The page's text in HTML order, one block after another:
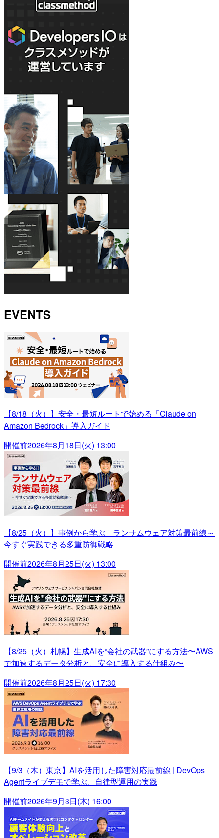
EVENTS
【8/18（火）】安全・最短ルートで始める「Claude on
Amazon Bedrock」導入ガイド
開催前2026年8月18日(火) 13:00
【8/25（火）】事例から学ぶ！ランサムウェア対策最前線～
今すぐ実践できる多重防御戦略
開催前2026年8月25日(火) 13:00
【8/25（火）札幌】生成AIを“会社の武器”にする方法〜AWS
で加速するデータ分析と、安全に導入する仕組み〜
開催前2026年8月25日(火) 17:30
【9/3（木）東京】AIを活用した障害対応最前線 | DevOps
Agentライブデモで学ぶ、自律型運用の実践
開催前2026年9月3日(木) 16:00